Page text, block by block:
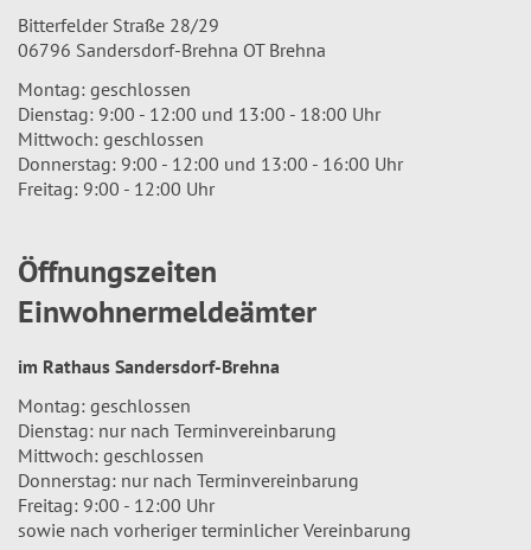
Bitterfelder Straße 28/29
06796 Sandersdorf-Brehna OT Brehna
Montag: geschlossen
Dienstag: 9:00 - 12:00 und 13:00 - 18:00 Uhr
Mittwoch: geschlossen
Donnerstag: 9:00 - 12:00 und 13:00 - 16:00 Uhr
Freitag: 9:00 - 12:00 Uhr
Öffnungszeiten
Einwohnermeldeämter
im Rathaus Sandersdorf-Brehna
Montag: geschlossen
Dienstag: nur nach Terminvereinbarung
Mittwoch: geschlossen
Donnerstag: nur nach Terminvereinbarung
Freitag: 9:00 - 12:00 Uhr
sowie nach vorheriger terminlicher Vereinbarung